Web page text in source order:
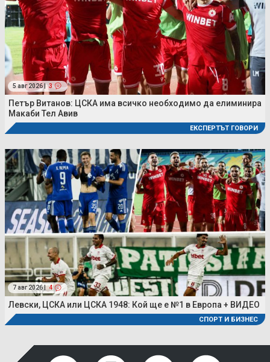
5 авг 2026 | 3
Петър Витанов: ЦСКА има всичко необходимо да елиминира
Макаби Тел Авив
ЕКСПЕРТЪТ ГОВОРИ
7 авг 2026 | 4
Левски, ЦСКА или ЦСКА 1948: Кой ще е №1 в Европа + ВИДЕО
СПОРТ И БИЗНЕС